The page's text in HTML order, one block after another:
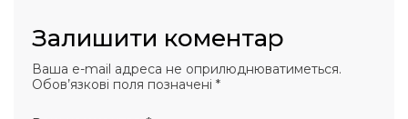
Залишити коментар
Ваша e-mail адреса не оприлюднюватиметься.
Обов’язкові поля позначені *